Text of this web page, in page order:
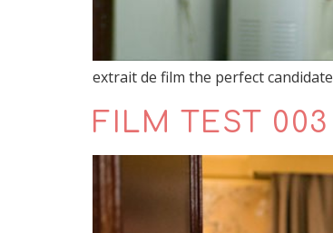
extrait de film the perfect candidate
FILM TEST 003